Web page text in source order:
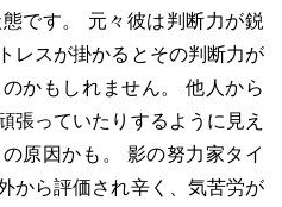
です。 元々彼は判断力が鋭
レスが掛かるとその判断力が
かもしれません。 他人から
張っていたりするように見え
原因かも。 影の努力家タイ
から評価され辛く、気苦労が